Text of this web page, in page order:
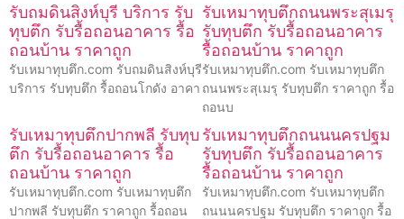
รับถมดินสิงห์บุรี บริการ รับ
ทุบตึก รับรื้อถอนอาคาร รื้อ
ถอนบ้าน ราคาถูก
รับเหมาทุบตึก.com รับถมดินสิงห์บุรี
บริการ รับทุบตึก รื้อถอนโกดัง อาคา
รับเหมาทุบตึกถนนพระสุเมรุ
รับทุบตึก รับรื้อถอนอาคาร
รื้อถอนบ้าน ราคาถูก
รับเหมาทุบตึก.com รับเหมาทุบตึก
ถนนพระสุเมรุ รับทุบตึก ราคาถูก รื้อ
ถอนบ
รับเหมาทุบตึกปากพลี รับทุบ
ตึก รับรื้อถอนอาคาร รื้อ
ถอนบ้าน ราคาถูก
รับเหมาทุบตึก.com รับเหมาทุบตึก
ปากพลี รับทุบตึก ราคาถูก รื้อถอน
รับเหมาทุบตึกถนนนครปฐม
รับทุบตึก รับรื้อถอนอาคาร
รื้อถอนบ้าน ราคาถูก
รับเหมาทุบตึก.com รับเหมาทุบตึก
ถนนนครปฐม รับทุบตึก ราคาถูก รื้อ